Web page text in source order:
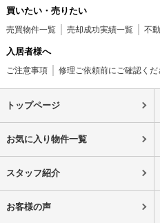
買いたい・売りたい
売買物件一覧 売却成功実績一覧 不
入居者様へ
ご注意事項 修理ご依頼前にご確認くだ
トップページ
お気に入り物件一覧
スタッフ紹介
お客様の声